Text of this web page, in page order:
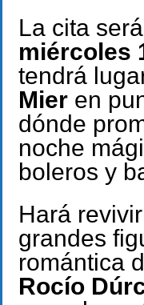
La cita
miércoles
tendrá
Mier en
dónde
noche
boleros y
Hará
grandes
romántica
Rocío